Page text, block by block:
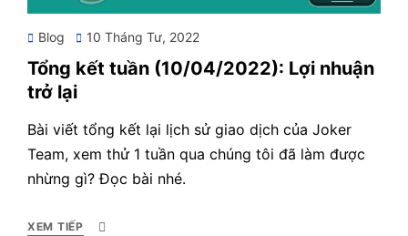
Blog
Posted
10 Tháng Tư, 2022
Tổng kết tuần (10/04/2022): Lợi nhuận
trở lại
Bài viết tổng kết lại lịch sử giao dịch của Joker
Team, xem thử 1 tuần qua chúng tôi đã làm được
nhừng gì? Đọc bài nhé.
XEM TIẾP